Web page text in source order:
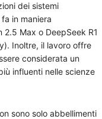
dei sistemi
in maniera
Max o DeepSeek R1
Inoltre, il lavoro offre
considerata un
influenti nelle scienze
sono solo abbellimenti